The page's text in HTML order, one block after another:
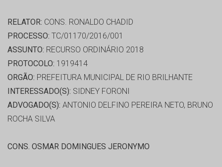
RELATOR: CONS. RONALDO CHADID
PROCESSO: TC/01170/2016/001
ASSUNTO: RECURSO ORDINÁRIO 2018
PROTOCOLO: 1919414
ORGÃO: PREFEITURA MUNICIPAL DE RIO BRILHANTE
INTERESSADO(S): SIDNEY FORONI
ADVOGADO(S): ANTONIO DELFINO PEREIRA NETO, BRUNO
ROCHA SILVA
CONS. OSMAR DOMINGUES JERONYMO